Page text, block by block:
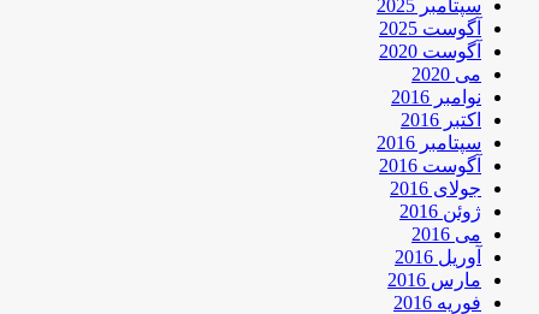
سپتامبر 2025
آگوست 2025
آگوست 2020
می 2020
نوامبر 2016
اکتبر 2016
سپتامبر 2016
آگوست 2016
جولای 2016
ژوئن 2016
می 2016
آوریل 2016
مارس 2016
فوریه 2016